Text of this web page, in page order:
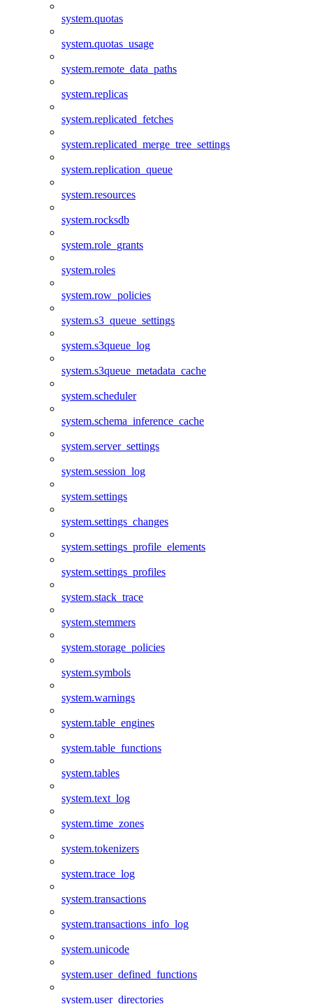
system.quotas
system.quotas_usage
system.remote_data_paths
system.replicas
system.replicated_fetches
system.replicated_merge_tree_settings
system.replication_queue
system.resources
system.rocksdb
system.role_grants
system.roles
system.row_policies
system.s3_queue_settings
system.s3queue_log
system.s3queue_metadata_cache
system.scheduler
system.schema_inference_cache
system.server_settings
system.session_log
system.settings
system.settings_changes
system.settings_profile_elements
system.settings_profiles
system.stack_trace
system.stemmers
system.storage_policies
system.symbols
system.warnings
system.table_engines
system.table_functions
system.tables
system.text_log
system.time_zones
system.tokenizers
system.trace_log
system.transactions
system.transactions_info_log
system.unicode
system.user_defined_functions
system.user_directories